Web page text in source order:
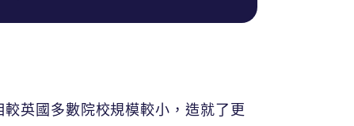
英國多數院校規模較小，造就了更